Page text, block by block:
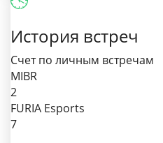
История встреч
Счет по личным встречам
MIBR
2
FURIA Esports
7